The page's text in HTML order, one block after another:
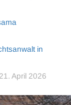
in
21. April 2026